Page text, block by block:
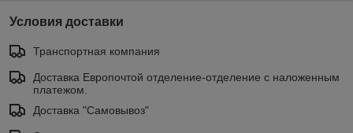
Условия доставки
Транспортная компания
Доставка Европочтой отделение-отделение с наложенным
платежом.
Доставка "Самовывоз"